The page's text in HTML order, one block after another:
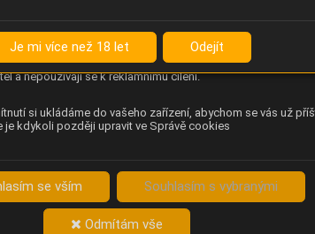
na webu (pohyb kurzoru, kliknutí, procházení
která provozovateli e-shopu Betelné škopek pomáhá
Data zpracovává služba Contentsquare
a nepoužívají se k reklamnímu cílení.
si ukládáme do vašeho zařízení, abychom se vás už
je kdykoli později upravit ve Správě cookies
se vším Souhlasím s vybranými
Odmítám vše
Je mi více než 18 let Odejít